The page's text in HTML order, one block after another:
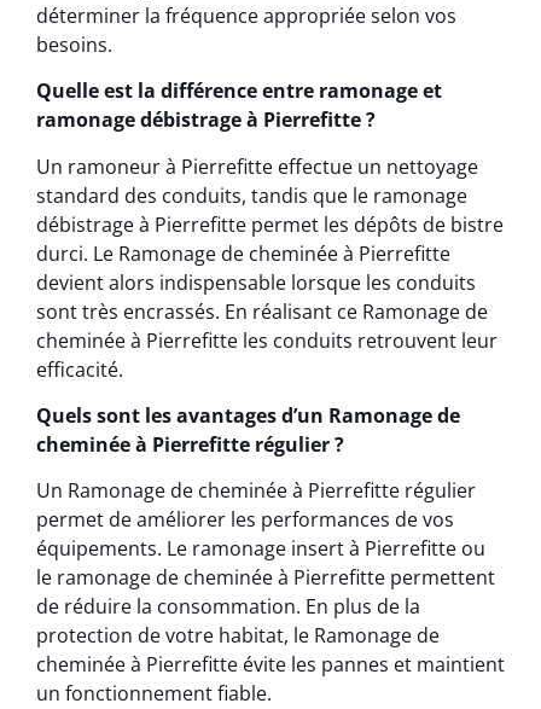
déterminer la fréquence appropriée selon vos
besoins.
Quelle est la différence entre ramonage et
ramonage débistrage à Pierrefitte ?
Un ramoneur à Pierrefitte effectue un nettoyage
standard des conduits, tandis que le ramonage
débistrage à Pierrefitte permet les dépôts de bistre
durci. Le Ramonage de cheminée à Pierrefitte
devient alors indispensable lorsque les conduits
sont très encrassés. En réalisant ce Ramonage de
cheminée à Pierrefitte les conduits retrouvent leur
efficacité.
Quels sont les avantages d’un Ramonage de
cheminée à Pierrefitte régulier ?
Un Ramonage de cheminée à Pierrefitte régulier
permet de améliorer les performances de vos
équipements. Le ramonage insert à Pierrefitte ou
le ramonage de cheminée à Pierrefitte permettent
de réduire la consommation. En plus de la
protection de votre habitat, le Ramonage de
cheminée à Pierrefitte évite les pannes et maintient
un fonctionnement fiable.